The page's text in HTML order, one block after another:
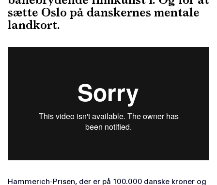
sætte Oslo på danskernes mentale
landkort.
Hammerich-Prisen, der er på 100.000 danske kroner og